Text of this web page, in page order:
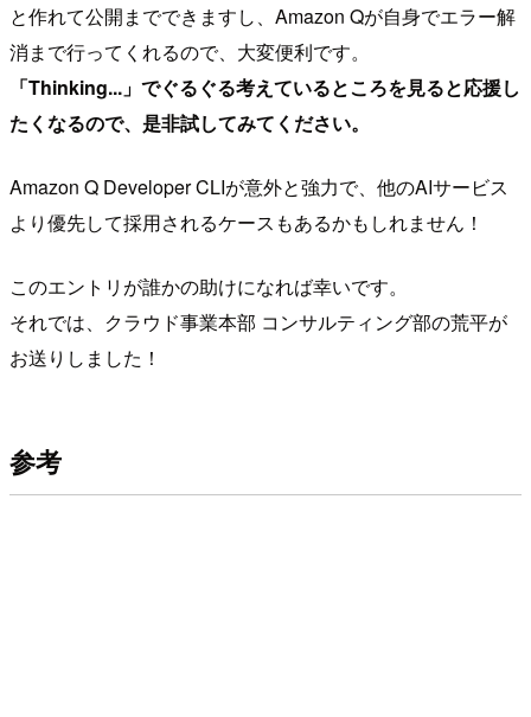
と作れて公開までできますし、Amazon Qが自身でエラー解
消まで行ってくれるので、大変便利です。
「Thinking...」でぐるぐる考えているところを見ると応援し
たくなるので、是非試してみてください。
Amazon Q Developer CLIが意外と強力で、他のAIサービス
より優先して採用されるケースもあるかもしれません！
このエントリが誰かの助けになれば幸いです。
それでは、クラウド事業本部 コンサルティング部の荒平が
お送りしました！
参考